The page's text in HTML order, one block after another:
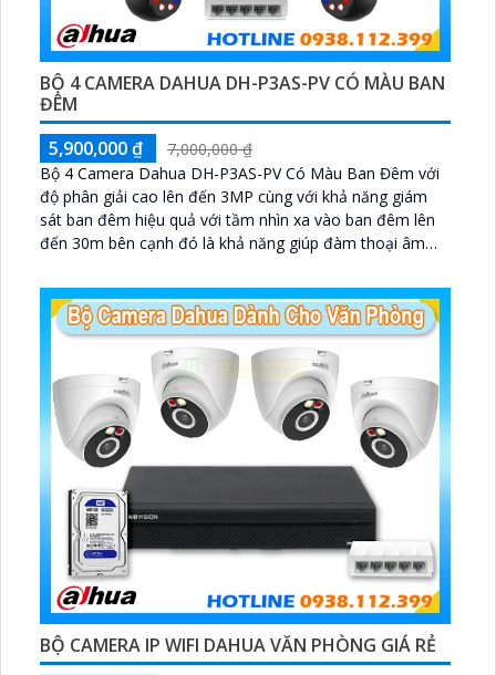
BỘ 4 CAMERA DAHUA DH-P3AS-PV CÓ MÀU BAN
ĐÊM
5,900,000 ₫
7,000,000 ₫
Bộ 4 Camera Dahua DH-P3AS-PV Có Màu Ban Đêm với
độ phân giải cao lên đến 3MP cùng với khả năng giám
sát ban đêm hiệu quả với tầm nhìn xa vào ban đêm lên
đến 30m bên cạnh đó là khả năng giúp đàm thoại âm
hiện xâm nhập
BỘ CAMERA IP WIFI DAHUA VĂN PHÒNG GIÁ RẺ